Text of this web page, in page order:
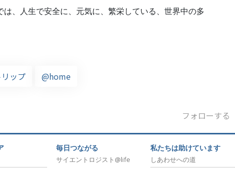
は、人生で安全に、元気に、繁栄している、世界中の多
ップ @home
フォローする
毎日つながる
サイエントロジスト@life
私たちは助けています
しあわせへの道